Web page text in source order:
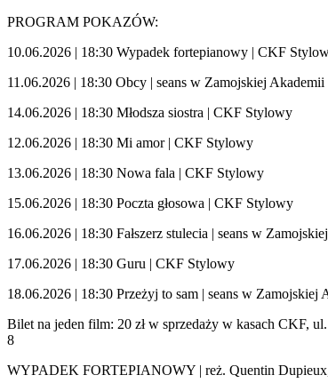
PROGRAM POKAZÓW:
10.06.2026 | 18:30 Wypadek fortepianowy | CKF
11.06.2026 | 18:30 Obcy | seans w Zamojskiej
14.06.2026 | 18:30 Młodsza siostra | CKF Stylowy
12.06.2026 | 18:30 Mi amor | CKF Stylowy
13.06.2026 | 18:30 Nowa fala | CKF Stylowy
15.06.2026 | 18:30 Poczta głosowa | CKF Stylowy
16.06.2026 | 18:30 Fałszerz stulecia | seans w
17.06.2026 | 18:30 Guru | CKF Stylowy
18.06.2026 | 18:30 Przeżyj to sam | seans w
Bilet na jeden film: 20 zł w sprzedaży w kasach CKF,
8
WYPADEK FORTEPIANOWY | reż. Quentin